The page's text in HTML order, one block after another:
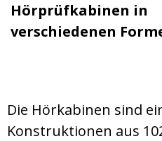
Hörprüfkabinen in
verschiedenen
Die Hörkabinen sind
Konstruktionen aus